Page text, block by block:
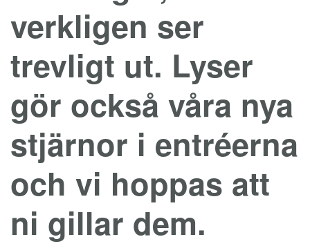
verkligen ser
trevligt ut. Lyser
gör också våra nya
stjärnor i entréerna
och vi hoppas att
ni gillar dem.